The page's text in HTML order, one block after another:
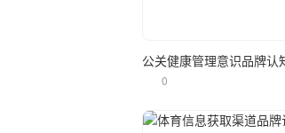
公关健康管理意识品牌认
0